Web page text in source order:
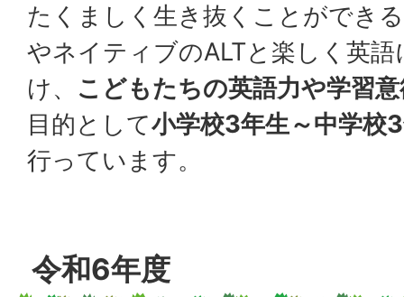
たくましく生き抜くことができ
やネイティブのALTと楽しく英
け、 こどもたちの英語力や学習
目的として小学校3年生～中学校
行っています。
令和6年度